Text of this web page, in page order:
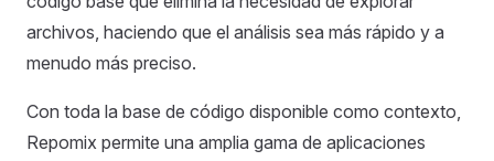
archivos, haciendo que el análisis sea más rápido y a
menudo más preciso.
Con toda la base de código disponible como contexto,
Repomix permite una amplia gama de aplicaciones